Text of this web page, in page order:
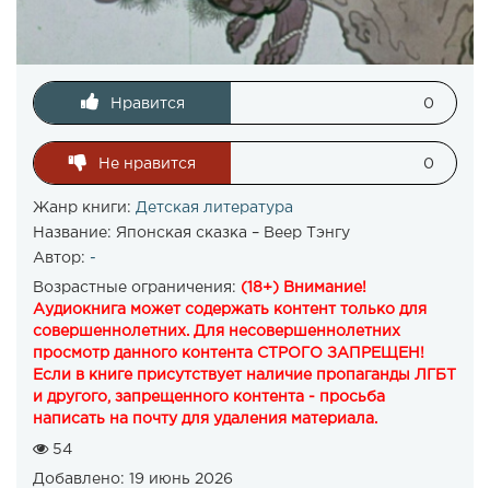
Нравится 0
Не нравится 0
Жанр книги: Детская литература
Название: Японская сказка – Веер Тэнгу
Автор: -
Возрастные ограничения: (18+) Внимание!
Аудиокнига может содержать контент только для
совершеннолетних. Для несовершеннолетних
просмотр данного контента СТРОГО ЗАПРЕЩЕН!
Если в книге присутствует наличие пропаганды ЛГБТ
и другого, запрещенного контента - просьба
написать на почту для удаления материала.
54
Добавлено: 19 июнь 2026